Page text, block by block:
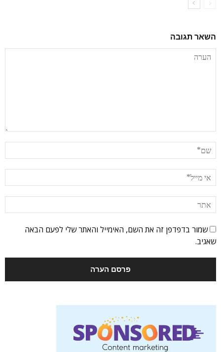
השאר תגובה
שמור בדפדפן זה את השם, האימייל והאתר שלי לפעם הבאה
שאגיב.